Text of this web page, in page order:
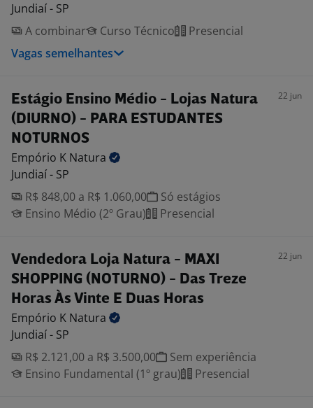
Jundiaí - SP
A combinar
Curso Técnico
Presencial
Vagas semelhantes
Estágio Ensino Médio - Lojas Natura
(DIURNO) - PARA ESTUDANTES
NOTURNOS
22 jun
Empório K Natura
Jundiaí - SP
R$ 848,00 a R$ 1.060,00
Só estágios
Ensino Médio (2º Grau)
Presencial
Vendedora Loja Natura - MAXI
SHOPPING (NOTURNO) - Das Treze
Horas Às Vinte E Duas Horas
22 jun
Empório K Natura
Jundiaí - SP
R$ 2.121,00 a R$ 3.500,00
Sem experiência
Ensino Fundamental (1º grau)
Presencial